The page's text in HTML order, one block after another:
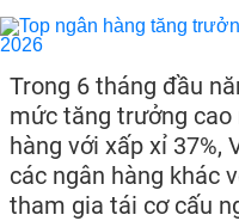
Trong 6 tháng đầu
mức tăng trưởng cao
hàng với xấp xỉ 37%,
các ngân hàng khác
tham gia tái cơ cấu